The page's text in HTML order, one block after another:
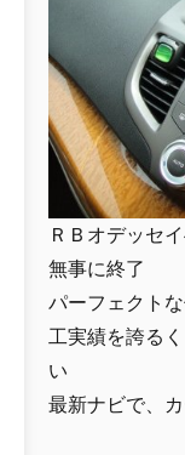
ＲＢオデッセ
無事に終了
パーフェクト
工実績を誇る
い
最新ナビで、